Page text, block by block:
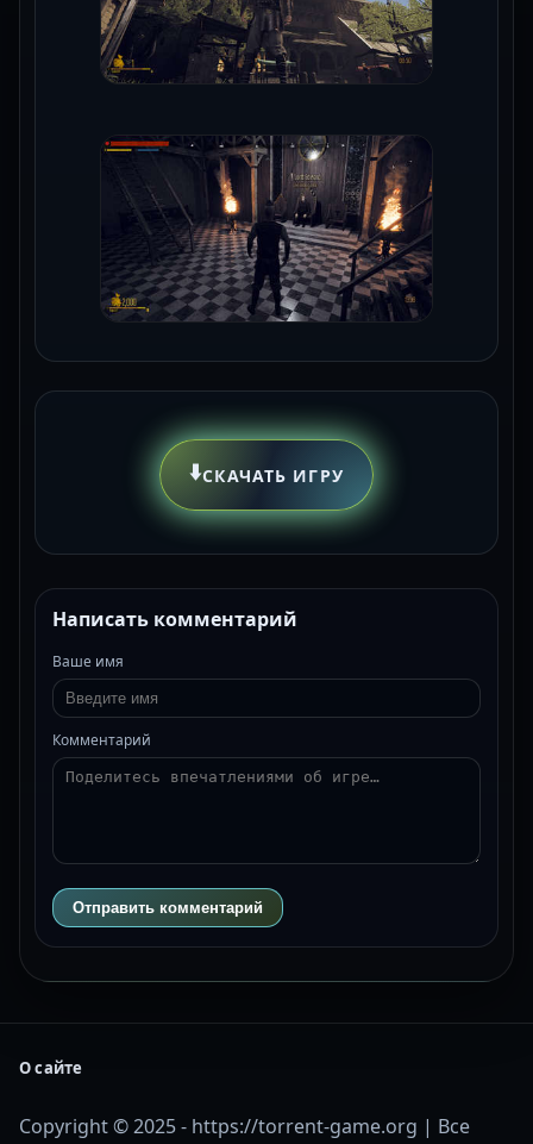
⬇️СКАЧАТЬ ИГРУ
Написать комментарий
Ваше имя
Комментарий
Отправить комментарий
О сайте
Copyright © 2025 - https://torrent-game.org | Все